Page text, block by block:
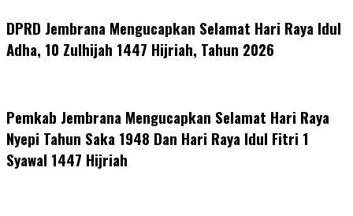
DPRD Jembrana Mengucapkan Selamat Hari Raya Idul
Adha, 10 Zulhijah 1447 Hijriah, Tahun 2026
Pemkab Jembrana Mengucapkan Selamat Hari Raya
Nyepi Tahun Saka 1948 Dan Hari Raya Idul Fitri 1
Syawal 1447 Hijriah